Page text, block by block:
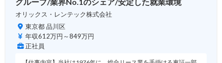
オリックス・レンテック株式会社
東京都 品川区
年収612万円～849万円
正社員